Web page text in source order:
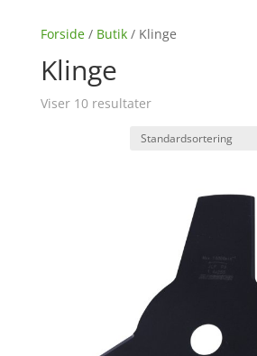
Forside/ Butik/ Klinge
Klinge
Viser 10 resultater